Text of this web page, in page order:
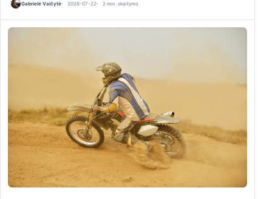
Gabrielė Vaičytė 2026-07-22 2 min. skaitymo